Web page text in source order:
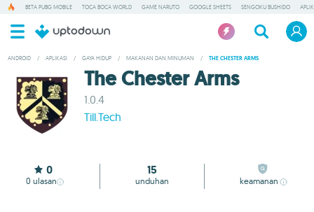
BETA PUBG MOBILE TOCA BOCA WORLD GAME NARUTO GOOGLE SHEETS SENGOKU BUSHIDO
ANDROID / APLIKASI / GAYA HIDUP / MAKANAN DAN MINUMAN / THE CHESTER ARMS
The Chester Arms
1.0.4
Till.Tech
0
0 ulasan
15
unduhan keamanan